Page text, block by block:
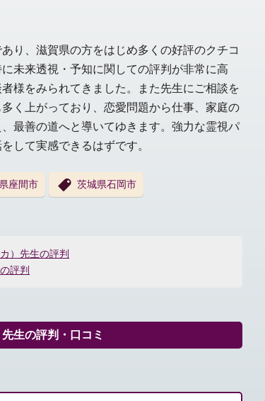
り、滋賀県の方をはじめ多くの好評のクチコ
未来透視・予知に関しての評判が非常に高
様をみられてきました。また先生にご相談を
く上がっており、恋愛問題から仕事、家庭の
最善の道へと導いてゆきます。強力な霊視パ
して実感できるはずです。
座間市 茨城県石岡市
）先生の評判
評判
生の評判・口コミ